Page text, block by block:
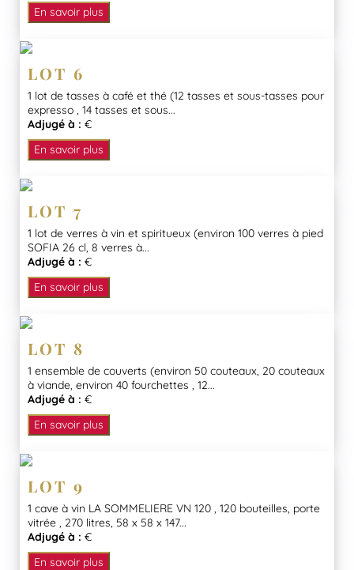
En savoir plus
LOT 6
1 lot de tasses à café et thé (12 tasses et sous-tasses pour
expresso , 14 tasses et sous...
Adjugé à : €
En savoir plus
LOT 7
1 lot de verres à vin et spiritueux (environ 100 verres à pied
SOFIA 26 cl, 8 verres à...
Adjugé à : €
En savoir plus
LOT 8
1 ensemble de couverts (environ 50 couteaux, 20 couteaux
à viande, environ 40 fourchettes , 12...
Adjugé à : €
En savoir plus
LOT 9
1 cave à vin LA SOMMELIERE VN 120 , 120 bouteilles, porte
vitrée , 270 litres, 58 x 58 x 147...
Adjugé à : €
En savoir plus